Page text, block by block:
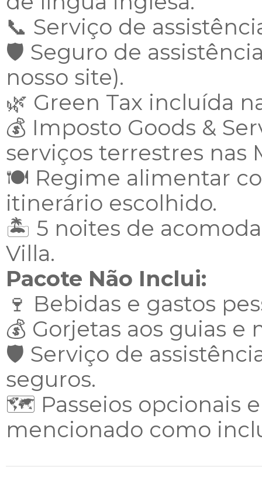
📞 Serviço de
🛡️ Seguro de
nosso site).
🌿 Green Tax incluída
💰 Imposto Goods &
serviços terrestres nas
🍽️ Regime alimentar
itinerário escolhido.
🏝️ 5 noites de
Villa.
Pacote Não Inclui:
🍷 Bebidas e gastos
💰 Gorjetas aos guias e
🛡️ Serviço de
seguros.
🗺️ Passeios opcionais
mencionado como